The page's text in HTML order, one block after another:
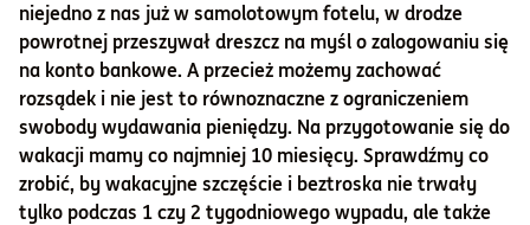
niejedno z nas już w samolotowym fotelu, w drodze
powrotnej przeszywał dreszcz na myśl o zalogowaniu się
na konto bankowe. A przecież możemy zachować
rozsądek i nie jest to równoznaczne z ograniczeniem
swobody wydawania pieniędzy. Na przygotowanie się do
wakacji mamy co najmniej 10 miesięcy. Sprawdźmy co
zrobić, by wakacyjne szczęście i beztroska nie trwały
tylko podczas 1 czy 2 tygodniowego wypadu, ale także